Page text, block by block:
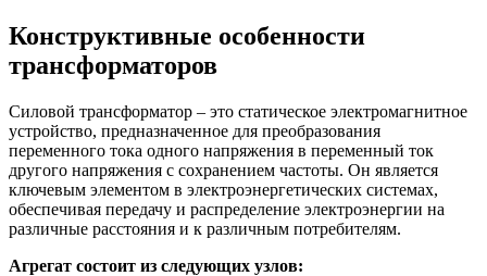
Конструктивные особенности
трансформаторов
Силовой трансформатор – это статическое электромагнитное
устройство, предназначенное для преобразования
переменного тока одного напряжения в переменный ток
другого напряжения с сохранением частоты. Он является
ключевым элементом в электроэнергетических системах,
обеспечивая передачу и распределение электроэнергии на
различные расстояния и к различным потребителям.
Агрегат состоит из следующих узлов: